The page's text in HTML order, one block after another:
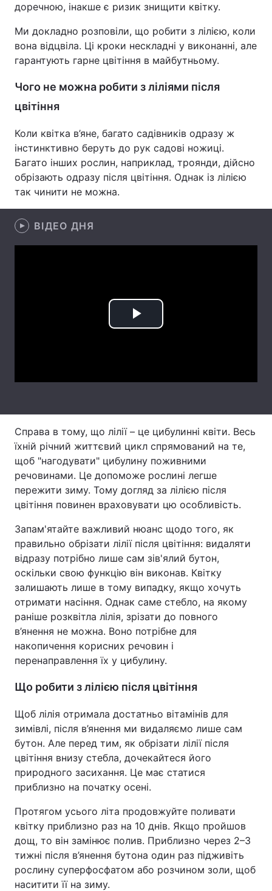
Спорт Наука
Техно і зв'язок Лайт
Зброя Інциденти
Здоров'я Туризм
Екологія Регіони
Лонгріди
Відео з Youtube Статті
Інтерв'ю
Тема оформлення
доречною, інакше є ризик знищити квітку.
Ми докладно розповіли, що робити з лілією, коли
вона відцвіла. Ці кроки нескладні у виконанні, але
гарантують гарне цвітіння в майбутньому.
Чого не можна робити з ліліями після
цвітіння
Коли квітка в’яне, багато садівників одразу ж
інстинктивно беруть до рук садові ножиці.
Багато інших рослин, наприклад, троянди, дійсно
обрізають одразу після цвітіння. Однак із лілією
так чинити не можна.
ВІДЕО ДНЯ
Play
Справа в тому, що лілії – це цибулинні квіти. Весь
їхній річний життєвий цикл спрямований на те,
щоб "нагодувати" цибулину поживними
речовинами. Це допоможе рослині легше
пережити зиму. Тому догляд за лілією після
цвітіння повинен враховувати цю особливість.
Запам'ятайте важливий нюанс щодо того, як
правильно обрізати лілії після цвітіння: видаляти
відразу потрібно лише сам зів'ялий бутон,
оскільки свою функцію він виконав. Квітку
залишають лише в тому випадку, якщо хочуть
отримати насіння. Однак саме стебло, на якому
раніше розквітла лілія, зрізати до повного
в’янення не можна. Воно потрібне для
накопичення корисних речовин і
перенаправлення їх у цибулину.
Що робити з лілією після цвітіння
Щоб лілія отримала достатньо вітамінів для
зимівлі, після в’янення ми видаляємо лише сам
бутон. Але перед тим, як обрізати лілії після
цвітіння внизу стебла, дочекайтеся його
природного засихання. Це має статися
приблизно на початку осені.
Протягом усього літа продовжуйте поливати
квітку приблизно раз на 10 днів. Якщо пройшов
дощ, то він замінює полив. Приблизно через 2–3
тижні після в’янення бутона один раз підживіть
рослину суперфосфатом або розчином золи, щоб
наситити її на зиму.